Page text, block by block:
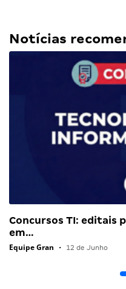
Notícias
Concursos TI: editais
em…
Equipe Gran • 12 de Junho